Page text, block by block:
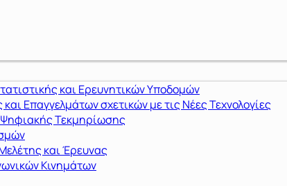
και Ερευνητικών Υποδομών
Επαγγελμάτων σχετικών με τις Νέες Τεχνολογίες
Ψηφιακής Τεκμηρίωσης
και Έρευνας
Κινημάτων